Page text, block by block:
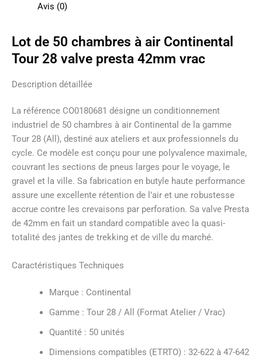
Avis (0)
Lot de 50 chambres à air Continental
Tour 28 valve presta 42mm vrac
Description détaillée
La référence CO0180681 désigne un conditionnement
industriel de 50 chambres à air Continental de la gamme
Tour 28 (All), destiné aux ateliers et aux professionnels du
cycle. Ce modèle est conçu pour une polyvalence maximale,
couvrant les sections de pneus larges pour le voyage, le
gravel et la ville. Sa fabrication en butyle haute performance
assure une excellente rétention de l’air et une robustesse
accrue contre les crevaisons par perforation. Sa valve Presta
de 42mm en fait un standard compatible avec la quasi-
totalité des jantes de trekking et de ville du marché.
Caractéristiques Techniques
Marque : Continental
Gamme : Tour 28 / All (Format Atelier / Vrac)
Quantité : 50 unités
Dimensions compatibles (ETRTO) : 32-622 à 47-642